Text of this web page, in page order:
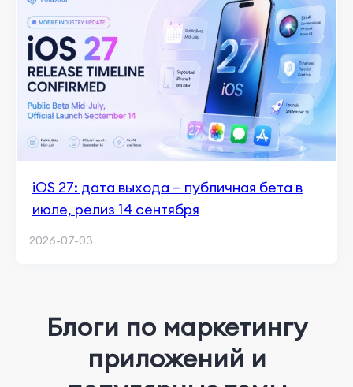
iOS 27: дата выхода — публичная бета в
июле, релиз 14 сентября
2026-07-03
Блоги по маркетингу
приложений и